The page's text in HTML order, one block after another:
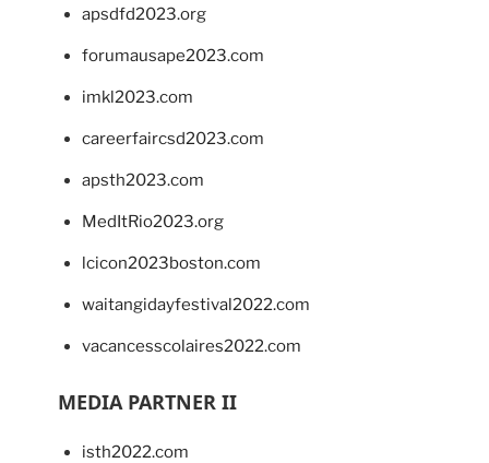
apsdfd2023.org
forumausape2023.com
imkl2023.com
careerfaircsd2023.com
apsth2023.com
MedItRio2023.org
lcicon2023boston.com
waitangidayfestival2022.com
vacancesscolaires2022.com
MEDIA PARTNER II
isth2022.com